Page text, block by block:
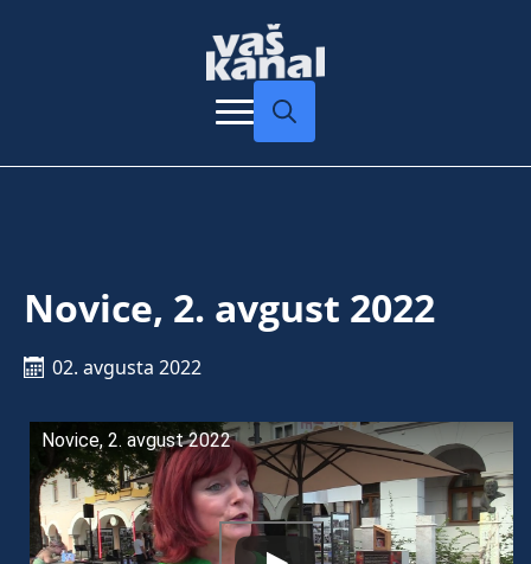
Novice, 2. avgust 2022
02. avgusta 2022
Novice, 2. avgust 2022